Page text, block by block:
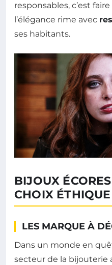
responsables, c’est
l’élégance rime avec
ses habitants.
BIJOUX
CHOIX
LES MARQUE À
Dans un monde en
secteur de la bijouterie